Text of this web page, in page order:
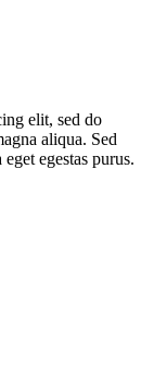
elit, sed do
aliqua. Sed
egestas purus.